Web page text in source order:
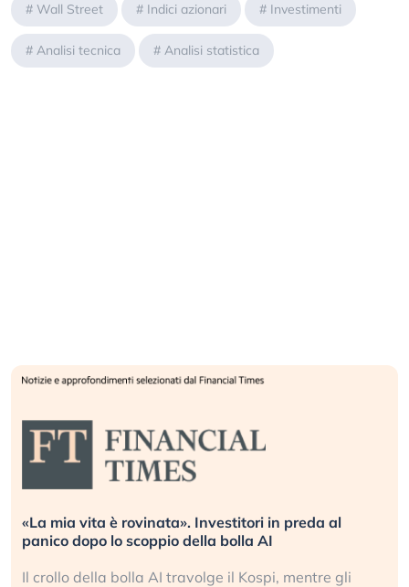
# Wall Street # Indici azionari # Investimenti
# Analisi tecnica # Analisi statistica
«La mia vita è rovinata». Investitori in preda al
panico dopo lo scoppio della bolla AI
Il crollo della bolla AI travolge il Kospi, mentre gli